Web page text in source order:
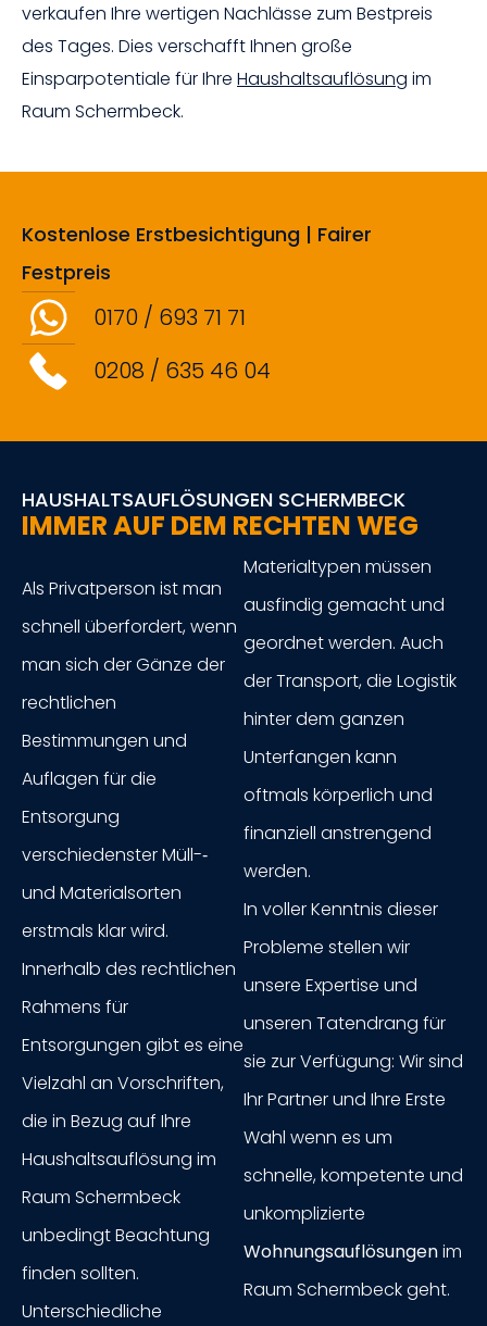
verkaufen Ihre wertigen Nachlässe zum Bestpreis
des Tages. Dies verschafft Ihnen große
Einsparpotentiale für Ihre Haushaltsauflösung im
Raum Schermbeck.
Kostenlose Erstbesichtigung | Fairer
Festpreis
0170 / 693 71 71
0208 / 635 46 04
HAUSHALTSAUFLÖSUNGEN SCHERMBECK
IMMER AUF DEM RECHTEN WEG
Als Privatperson ist man
schnell überfordert, wenn
man sich der Gänze der
rechtlichen
Bestimmungen und
Auflagen für die
Entsorgung
verschiedenster Müll-­‐
und Materialsorten
erstmals klar wird.
Innerhalb des rechtlichen
Rahmens für
Entsorgungen gibt es eine
Vielzahl an Vorschriften,
die in Bezug auf Ihre
Haushaltsauflösung im
Raum Schermbeck
unbedingt Beachtung
finden sollten.
Unterschiedliche
Materialtypen müssen
ausfindig gemacht und
geordnet werden. Auch
der Transport, die Logistik
hinter dem ganzen
Unterfangen kann
oftmals körperlich und
finanziell anstrengend
werden.
In voller Kenntnis dieser
Probleme stellen wir
unsere Expertise und
unseren Tatendrang für
sie zur Verfügung: Wir sind
Ihr Partner und Ihre Erste
Wahl wenn es um
schnelle, kompetente und
unkomplizierte
Wohnungsauflösungenim
Raum Schermbeck geht.